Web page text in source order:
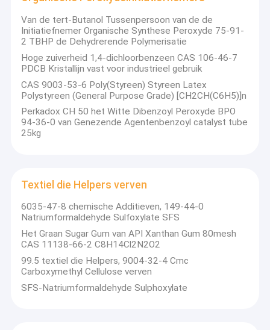
Van de tert-Butanol Tussenpersoon van de de
Initiatiefnemer Organische Synthese Peroxyde 75-91-
2 TBHP de Dehydrerende Polymerisatie
Hoge zuiverheid 1,4-dichloorbenzeen CAS 106-46-7
PDCB Kristallijn vast voor industrieel gebruik
CAS 9003-53-6 Poly(Styreen) Styreen Latex
Polystyreen (General Purpose Grade) [CH2CH(C6H5)]n
Perkadox CH 50 het Witte Dibenzoyl Peroxyde BPO
94-36-0 van Genezende Agentenbenzoyl catalyst tube
25kg
Textiel die Helpers verven
6035-47-8 chemische Additieven, 149-44-0
Natriumformaldehyde Sulfoxylate SFS
Het Graan Sugar Gum van API Xanthan Gum 80mesh
CAS 11138-66-2 C8H14Cl2N2O2
99.5 textiel die Helpers, 9004-32-4 Cmc
Carboxymethyl Cellulose verven
SFS-Natriumformaldehyde Sulphoxylate